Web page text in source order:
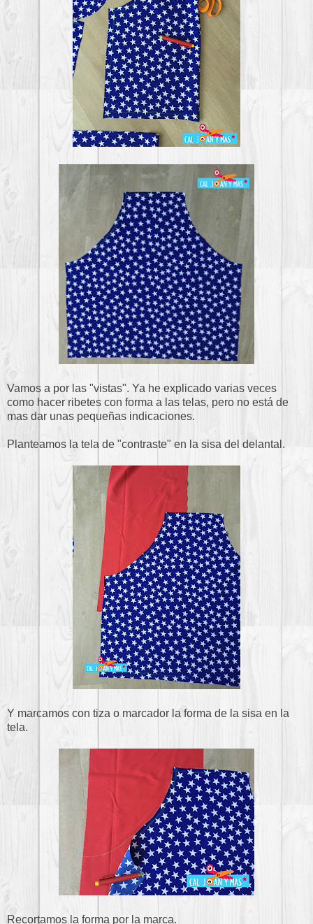
Vamos a por las "vistas". Ya he explicado varias veces
como hacer ribetes con forma a las telas, pero no está de
mas dar unas pequeñas indicaciones.
Planteamos la tela de "contraste" en la sisa del delantal.
Y marcamos con tiza o marcador la forma de la sisa en la
tela.
Recortamos la forma por la marca.